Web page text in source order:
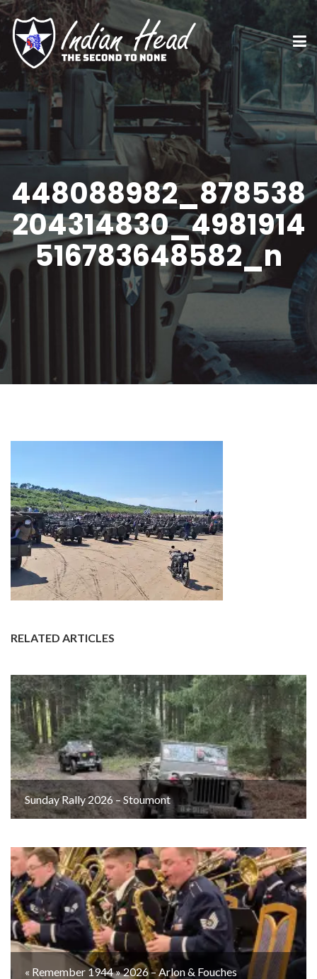
448088982_878538
204314830_4981914
516783648582_n
RELATED ARTICLES
Sunday Rally 2026 – Stoumont
« Remember 1944 » 2026 – Arlon & Fouches